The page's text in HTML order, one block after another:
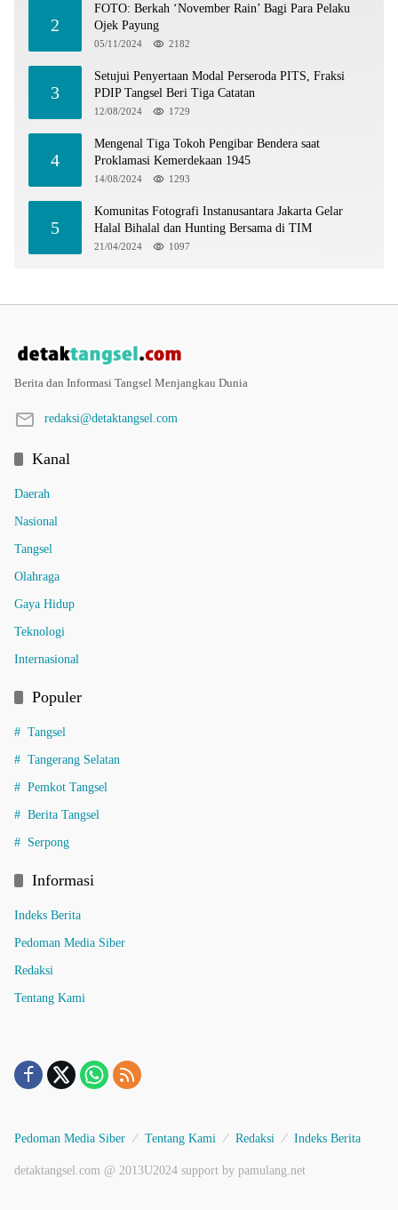
2
FOTO: Berkah ‘November Rain’ Bagi Para Pelaku
Ojek Payung
05/11/2024 2182
3
Setujui Penyertaan Modal Perseroda PITS, Fraksi
PDIP Tangsel Beri Tiga Catatan
12/08/2024 1729
4
Mengenal Tiga Tokoh Pengibar Bendera saat
Proklamasi Kemerdekaan 1945
14/08/2024 1293
5
Komunitas Fotografi Instanusantara Jakarta Gelar
Halal Bihalal dan Hunting Bersama di TIM
21/04/2024 1097
Berita dan Informasi Tangsel Menjangkau Dunia
redaksi@detaktangsel.com
Kanal
Daerah
Nasional
Tangsel
Olahraga
Gaya Hidup
Teknologi
Internasional
Populer
Tangsel
Tangerang Selatan
Pemkot Tangsel
Berita Tangsel
Serpong
Informasi
Indeks Berita
Pedoman Media Siber
Redaksi
Tentang Kami
Pedoman Media Siber Tentang Kami Redaksi Indeks Berita
detaktangsel.com @ 2013U2024 support by pamulang.net